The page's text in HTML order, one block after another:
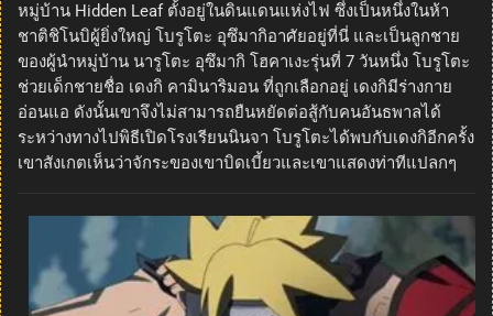
หมู่บ้าน Hidden Leaf ตั้งอยู่ในดินแดนแห่งไฟ ซึ่งเป็นหนึ่งในห้า
ชาติชิโนบิผู้ยิ่งใหญ่ โบรูโตะ อุซึมากิอาศัยอยู่ที่นี่ และเป็นลูกชาย
ของผู้นำหมู่บ้าน นารูโตะ อุซึมากิ โฮคาเงะรุ่นที่ 7 วันหนึ่ง โบรูโตะ
ช่วยเด็กชายชื่อ เดงกิ คามินาริมอน ที่ถูกเลือกอยู่ เดงกิมีร่างกาย
อ่อนแอ ดังนั้นเขาจึงไม่สามารถยืนหยัดต่อสู้กับคนอันธพาลได้
ระหว่างทางไปพิธีเปิดโรงเรียนนินจา โบรูโตะได้พบกับเดงกิอีกครั้ง
เขาสังเกตเห็นว่าจักระของเขาบิดเบี้ยวและเขาแสดงท่าทีแปลกๆ